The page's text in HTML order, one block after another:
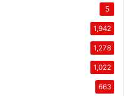
5
1,942
1,278
1,022
663